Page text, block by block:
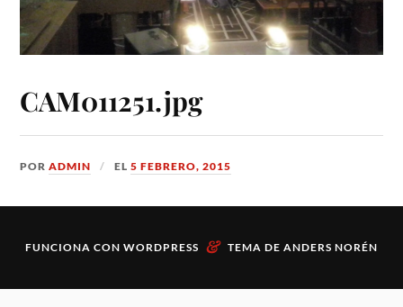
CAM011251.jpg
PORADMIN EL5 FEBRERO, 2015
FUNCIONA CON WORDPRESS & TEMA DE ANDERS NORÉN